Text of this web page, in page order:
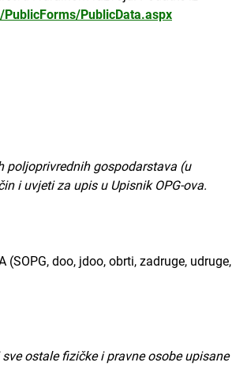
PublicData.aspx
poljoprivrednih gospodarstava (u
i uvjeti za upis u Upisnik OPG-ova.
doo, jdoo, obrti, zadruge, udruge,
ostale fizičke i pravne osobe upisane